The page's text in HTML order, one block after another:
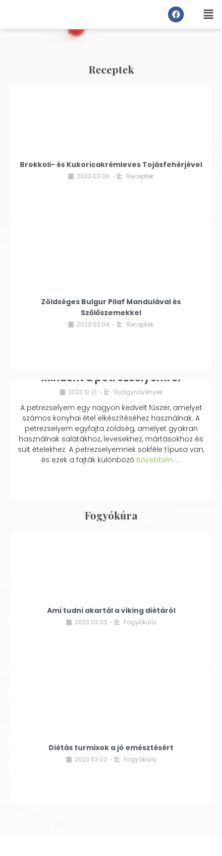
Receptek
Brokkoli- és Kukoricakrémleves Tojásfehérjével
2023.03.06. • Receptek
Zöldséges Bulgur Pilaf Mandulával és
Szőlőszemekkel
2023.03.04. • Receptek
Mindent a petrezselyemről
2023.12.21. • Gyógynövények
A petrezselyem egy nagyon kedvelt fűszer, amelyet
számos konyhai étel elkészítéséhez használnak. A
petrezselyem egyfajta zöldség, amelyet gyakran
használnak salátákhoz, levesekhez, mártásokhoz és
sült ételekhez. A petrezselyemnek sokféle típusa van,
és ezek a fajták különbözőBővebben...…
Fogyókúra
Ami tudni akartál a viking diétáról
2023.03.03. • Fogyókúra
Diétás turmixok a jó emésztésért
2023.03.02. • Fogyókúra